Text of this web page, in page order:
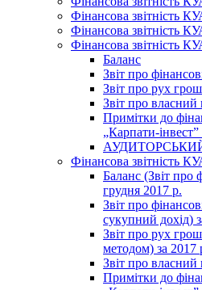
Фінансова звітність
Фінансова звітність
Фінансова звітність
Баланс
Звіт про
Звіт про рух
Звіт про власний
Примітки до
„Карпати-інвест”
Фінансова звітність
Баланс (Звіт про
грудня 2017 р.
Звіт про
сукупний дохід)
Звіт про рух
методом) за 2017
Звіт про власний
Примітки до